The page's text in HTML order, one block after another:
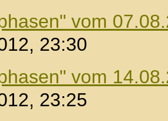
vom
23:30
vom
23:25